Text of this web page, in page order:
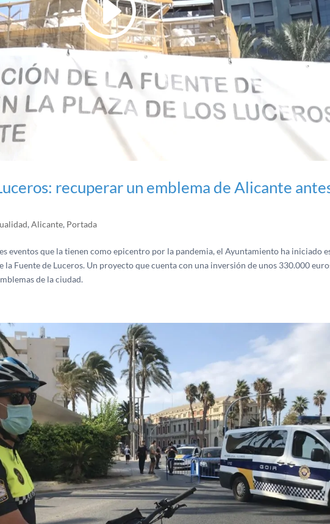
recuperar un emblema de Alicante
,Alicante, Portada
eventos que la tienen como epicentro por la pandemia, el Ayuntamiento ha iniciado
Fuente de Luceros. Un proyecto que cuenta con una inversión de unos 330.000
de la ciudad.